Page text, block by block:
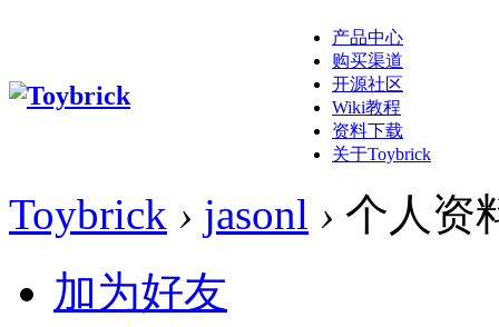
产品中心
购买渠道
开源社区
Wiki教程
资料下载
关于Toybrick
Toybrick › jasonl › 个人资
加为好友